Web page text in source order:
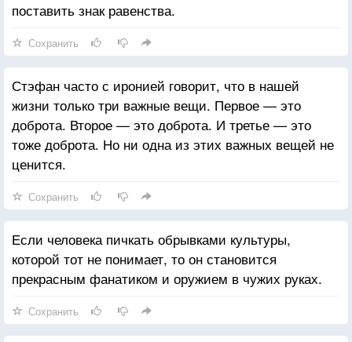
поставить знак равенства.
Сохранить
Стэфан часто с иронией говорит, что в нашей
жизни только три важные вещи. Первое — это
доброта. Второе — это доброта. И третье — это
тоже доброта. Но ни одна из этих важных вещей не
ценится.
Сохранить
Если человека пичкать обрывками культуры,
которой тот не понимает, то он становится
прекрасным фанатиком и оружием в чужих руках.
Сохранить